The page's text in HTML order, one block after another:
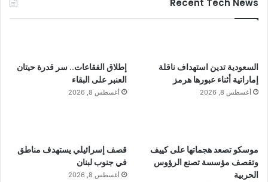
Recent Tech News
السعودية تدين استهداف ناقلة
إماراتية أثناء عبورها هرمز
أغسطس 8, 2026
إطلاق الفقاعات.. سر قدرة حيتان
العنبر على البقاء
أغسطس 8, 2026
موسكو تصعد هجماتها على كييف
وتقصف مؤسسة تصنع الرؤوس
الحربية
قصف إسرائيلي يستهدف مناطق
في جنوب لبنان
أغسطس 8, 2026